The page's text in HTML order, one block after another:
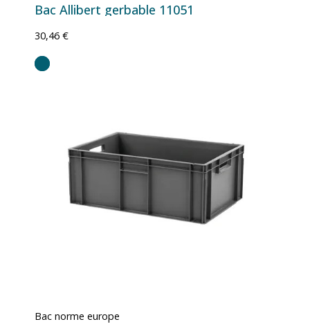
Bac Allibert gerbable 11051
30,46 €
Bac norme europe